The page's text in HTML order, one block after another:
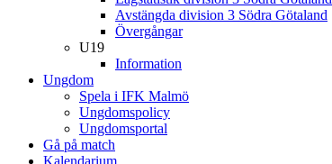
Avstängda division 3 Södra Götaland
Övergångar
U19
Information
Ungdom
Spela i IFK Malmö
Ungdomspolicy
Ungdomsportal
Gå på match
Kalendarium